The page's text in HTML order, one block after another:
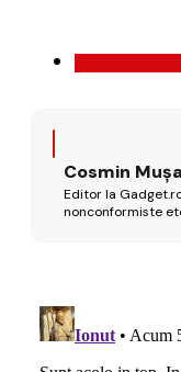
Cosmin
Editor la
nonconformiste